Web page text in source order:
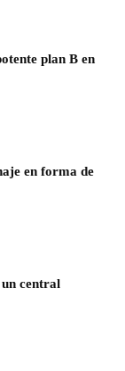
plan B en
en forma de
un central